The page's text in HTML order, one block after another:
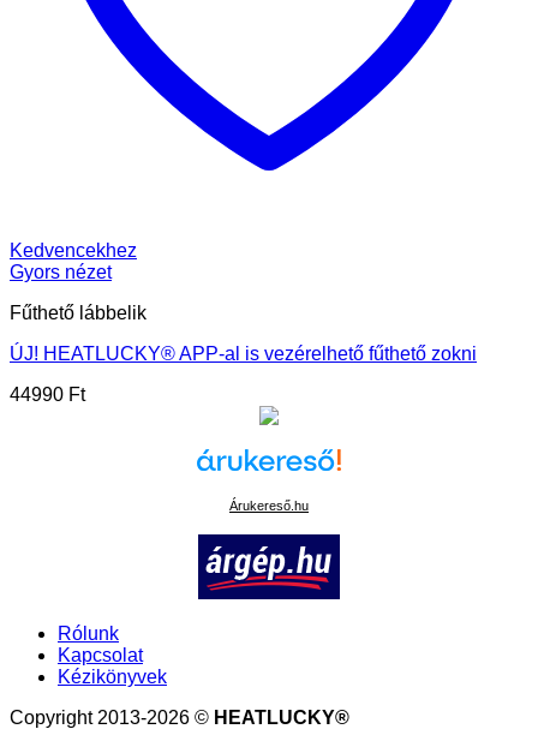
Kedvencekhez
Gyors nézet
Fűthető lábbelik
ÚJ! HEATLUCKY® APP-al is vezérelhető fűthető zokni
44990 Ft
Árukereső.hu
Rólunk
Kapcsolat
Kézikönyvek
Copyright 2013-2026 © HEATLUCKY®